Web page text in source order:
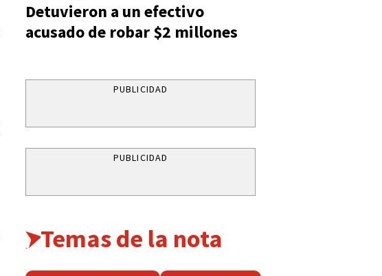
Detuvieron a un efectivo
acusado de robar $2 millones
PUBLICIDAD
PUBLICIDAD
Temas de la nota